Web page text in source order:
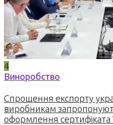
4
Виноробство
Спрощення експорту
виробникам
оформлення сертифіката